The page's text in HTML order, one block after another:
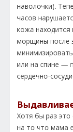
наволочки).
часов
кожа находится
морщины после
или на спине —
сердечно-
Хотя бы раз это
на то что мама